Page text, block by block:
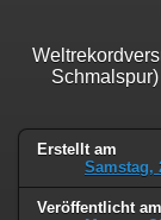
Erstellt am
Samstag,
Veröffentlicht am